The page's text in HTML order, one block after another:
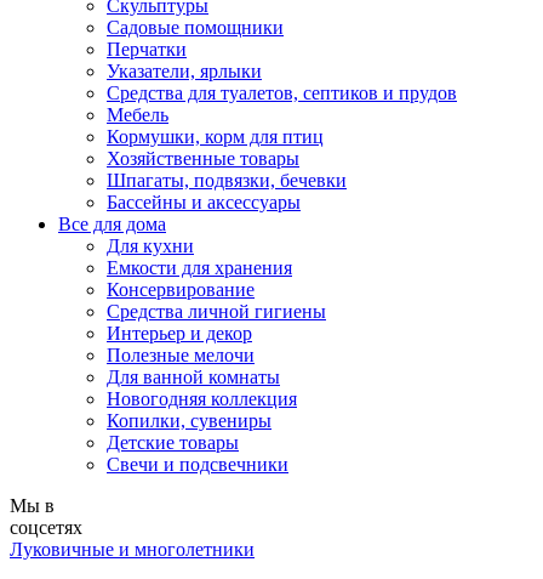
Скульптуры
Садовые помощники
Перчатки
Указатели, ярлыки
Средства для туалетов, септиков и прудов
Мебель
Кормушки, корм для птиц
Хозяйственные товары
Шпагаты, подвязки, бечевки
Бассейны и аксессуары
Все для дома
Для кухни
Емкости для хранения
Консервирование
Средства личной гигиены
Интерьер и декор
Полезные мелочи
Для ванной комнаты
Новогодняя коллекция
Копилки, сувениры
Детские товары
Свечи и подсвечники
Мы в
соцсетях
Луковичные и многолетники